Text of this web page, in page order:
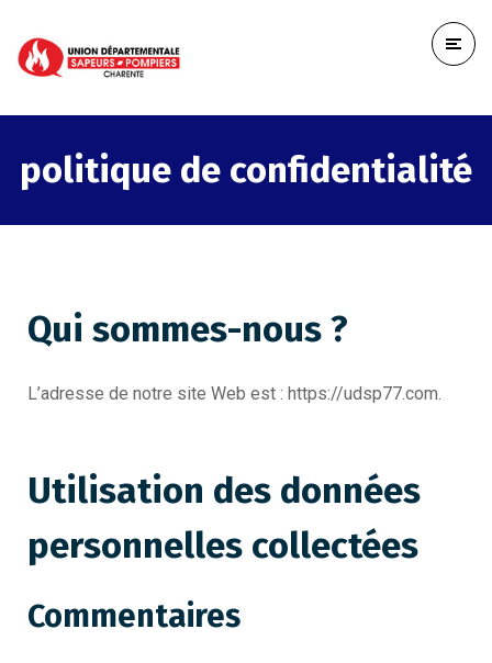
politique de confidentialité
Qui sommes-nous ?
L’adresse de notre site Web est : https://udsp77.com.
Utilisation des données
personnelles collectées
Commentaires